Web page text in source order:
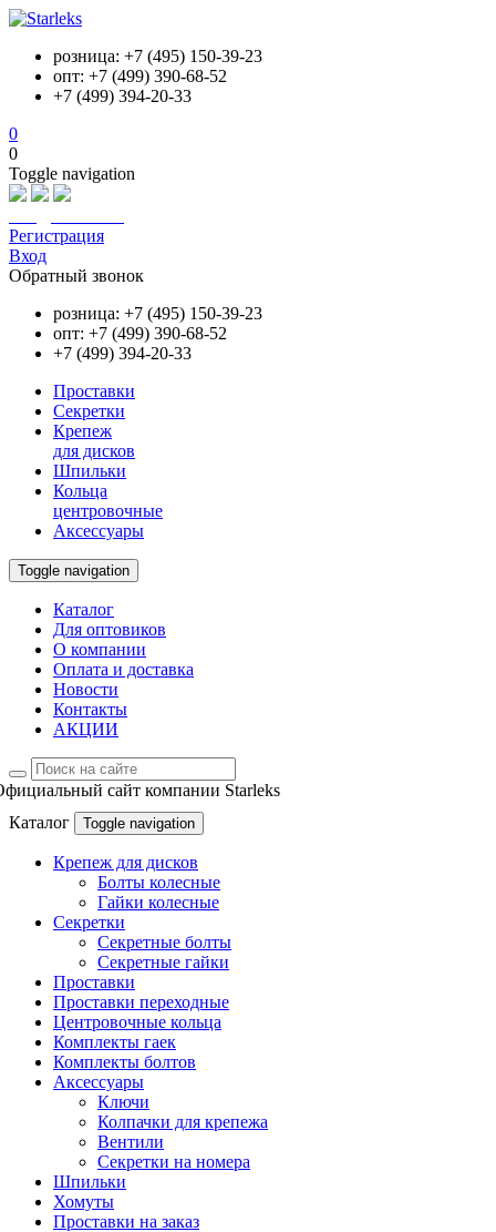
розница: +7 (495) 150-39-23
опт: +7 (499) 390-68-52
+7 (499) 394-20-33
0
0
Toggle navigation
Регистрация
Вход
Обратный звонок
розница: +7 (495) 150-39-23
опт: +7 (499) 390-68-52
+7 (499) 394-20-33
Проставки
Секретки
Крепеж
для дисков
Шпильки
Кольца
центровочные
Аксессуары
Toggle navigation
Каталог
Для оптовиков
О компании
Оплата и доставка
Новости
Контакты
АКЦИИ
сайт компании Starleks
Каталог
Toggle navigation
Крепеж для дисков
Болты колесные
Гайки колесные
Секретки
Секретные болты
Секретные гайки
Проставки
Проставки переходные
Центровочные кольца
Комплекты гаек
Комплекты болтов
Аксессуары
Ключи
Колпачки для крепежа
Вентили
Секретки на номера
Шпильки
Хомуты
Проставки на заказ